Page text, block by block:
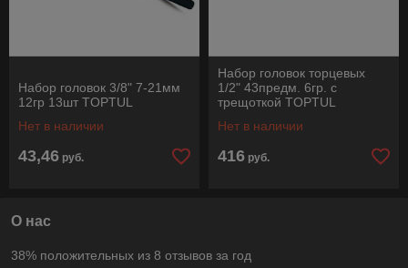
Набор головок 3/8" 7-21мм
12гр 13шт TOPTUL
Нет в наличии
43,46 руб.
Набор головок торцевых
1/2" 43предм. 6гр. с
трещоткой TOPTUL
Нет в наличии
416 руб.
О нас
38% положительных из 8 отзывов за год